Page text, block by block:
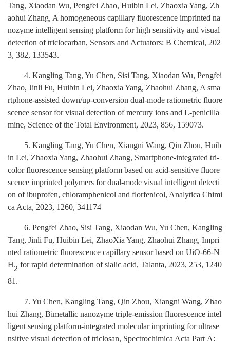
Tang, Xiaodan Wu, Pengfei Zhao, Huibin Lei, Zhaoxia Yang, Zh
aohui Zhang, A homogeneous capillary fluorescence imprinted na
nozyme intelligent sensing platform for high sensitivity and visual
detection of triclocarban, Sensors and Actuators: B Chemical, 202
3, 382, 133543.
4. Kangling Tang, Yu Chen, Sisi Tang, Xiaodan Wu, Pengfei
Zhao, Jinli Fu, Huibin Lei, Zhaoxia Yang, Zhaohui Zhang, A sma
rtphone-assisted down/up-conversion dual-mode ratiometric fluore
scence sensor for visual detection of mercury ions and L-penicilla
mine, Science of the Total Environment, 2023, 856, 159073.
5. Kangling Tang, Yu Chen, Xiangni Wang, Qin Zhou, Huib
in Lei, Zhaoxia Yang, Zhaohui Zhang, Smartphone-integrated tri-
color fluorescence sensing platform based on acid-sensitive fluore
scence imprinted polymers for dual-mode visual intelligent detecti
on of ibuprofen, chloramphenicol and florfenicol, Analytica Chimi
ca Acta, 2023, 1260, 341174
6. Pengfei Zhao, Sisi Tang, Xiaodan Wu, Yu Chen, Kangling
Tang, Jinli Fu, Huibin Lei, ZhaoXia Yang, Zhaohui Zhang, Impri
nted ratiometric fluorescence capillary sensor based on UiO-66-N
H2 for rapid determination of sialic acid, Talanta, 2023, 253, 1240
81.
7. Yu Chen, Kangling Tang, Qin Zhou, Xiangni Wang, Zhao
hui Zhang, Bimetallic nanozyme triple-emission fluorescence intel
ligent sensing platform-integrated molecular imprinting for ultrase
nsitive visual detection of triclosan, Spectrochimica Acta Part A: